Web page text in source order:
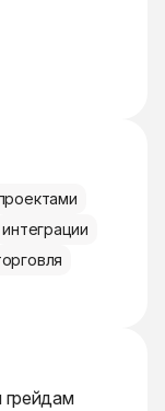
интеграции
грейдам